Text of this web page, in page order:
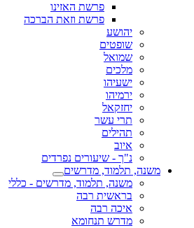
פרשת האזינו
פרשת וזאת הברכה
יהושע
שופטים
שמואל
מלכים
ישעיהו
ירמיהו
יחזקאל
תרי עשר
תהילים
איוב
נ"ך - שיעורים נפרדים
משנה, תלמוד, מדרשים
משנה, תלמוד, מדרשים - כללי
בראשית רבה
איכה רבה
מדרש תנחומא